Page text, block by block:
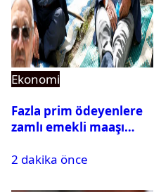
Ekonomi
Fazla prim ödeyenlere
zamlı emekli maaşı
2 dakika önce